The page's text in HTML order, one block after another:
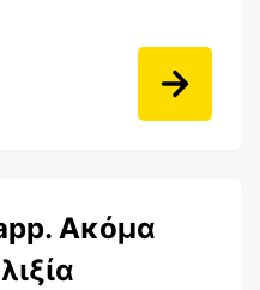
Ακόμα